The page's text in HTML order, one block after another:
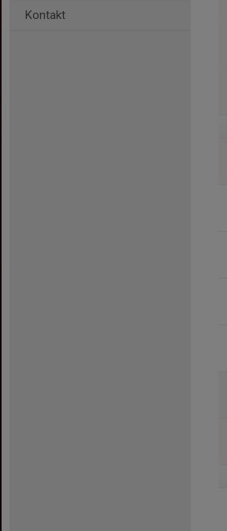
Kontakt